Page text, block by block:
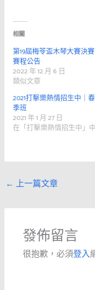
相關
第19屆梅苓盃木琴大賽決賽
賽程公告
2022 年 12 月 6 日
類似文章
2021打擊樂熱情招生中｜春
季班
2021 年 1 月 27 日
在「打擊樂熱情招生中」中
← 上一篇文章
發佈留言
很抱歉，必須登入